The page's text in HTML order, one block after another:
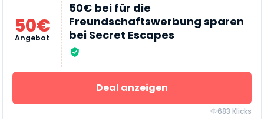
50€
Angebot
50€ bei für die
Freundschaftswerbung sparen
bei Secret Escapes
Deal anzeigen
683 Klicks